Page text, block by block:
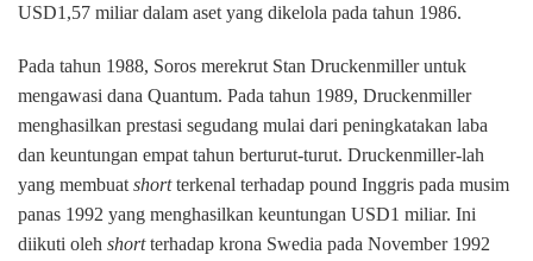
USD1,57 miliar dalam aset yang dikelola pada tahun 1986.
Pada tahun 1988, Soros merekrut Stan Druckenmiller untuk
mengawasi dana Quantum. Pada tahun 1989, Druckenmiller
menghasilkan prestasi segudang mulai dari peningkatakan laba
dan keuntungan empat tahun berturut-turut. Druckenmiller-lah
yang membuat shortterkenal terhadap pound Inggris pada musim
panas 1992 yang menghasilkan keuntungan USD1 miliar. Ini
diikuti oleh shortterhadap krona Swedia pada November 1992